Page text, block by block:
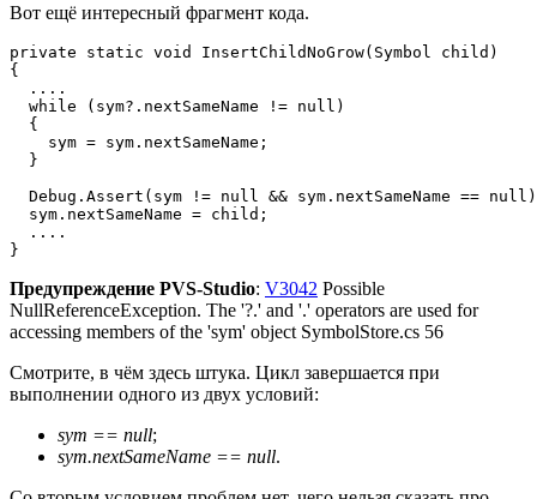
Вот ещё интересный фрагмент кода.
private static void InsertChildNoGrow(Symbol child)
{
  ....
  while (sym?.nextSameName != null)
  {
    sym = sym.nextSameName;
  }
Debug.Assert(sym != null && sym.nextSameName ==
  sym.nextSameName = child;
  ....
}
Предупреждение PVS-Studio: V3042 Possible
NullReferenceException. The '?.' and '.' operators are used for
accessing members of the 'sym' object SymbolStore.cs 56
Смотрите, в чём здесь штука. Цикл завершается при
выполнении одного из двух условий:
sym == null;
sym.nextSameName == null.